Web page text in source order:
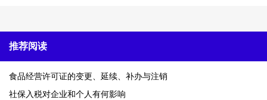
推荐阅读
食品经营许可证的变更、延续、补办与注销
社保入税对企业和个人有何影响